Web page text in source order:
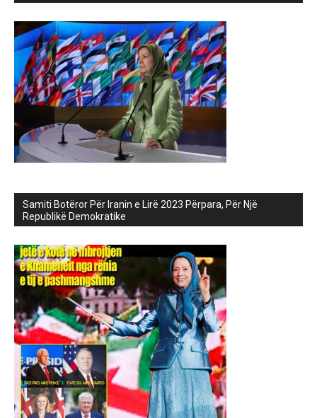
Samiti Botëror Për Iranin e Lirë 2023 Përpara, Për Një
Republikë Demokratike